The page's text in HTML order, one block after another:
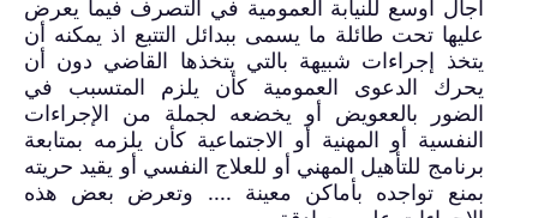
آجال أوسع للنيابة العمومية في التصرف فيما يعرض
عليها تحت طائلة ما يسمى ببدائل التتبع اذ يمكنه أن
يتخذ إجراءات شبيهة بالتي يتخذها القاضي دون أن
يحرك الدعوى العمومية كأن يلزم المتسبب في
الضور بالععويض أو يخضعه لجملة من الإجراءات
النفسية أو المهنية أو الاجتماعية كأن يلزمه بمتابعة
برنامج للتأهيل المهني أو للعلاج النفسي أو يقيد حريته
بمنع تواجده بأماكن معينة .... وتعرض بعض هذه